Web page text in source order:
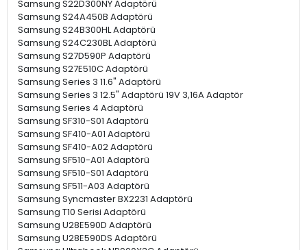
Samsung S22D300NY Adaptörü
Samsung S24A450B Adaptörü
Samsung S24B300HL Adaptörü
Samsung S24C230BL Adaptörü
Samsung S27D590P Adaptörü
Samsung S27E510C Adaptörü
Samsung Series 3 11.6" Adaptörü
Samsung Series 3 12.5" Adaptörü 19V 3,16A Adaptör
Samsung Series 4 Adaptörü
Samsung SF310-S01 Adaptörü
Samsung SF410-A01 Adaptörü
Samsung SF410-A02 Adaptörü
Samsung SF510-A01 Adaptörü
Samsung SF510-S01 Adaptörü
Samsung SF511-A03 Adaptörü
Samsung Syncmaster BX2231 Adaptörü
Samsung T10 Serisi Adaptörü
Samsung U28E590D Adaptörü
Samsung U28E590DS Adaptörü